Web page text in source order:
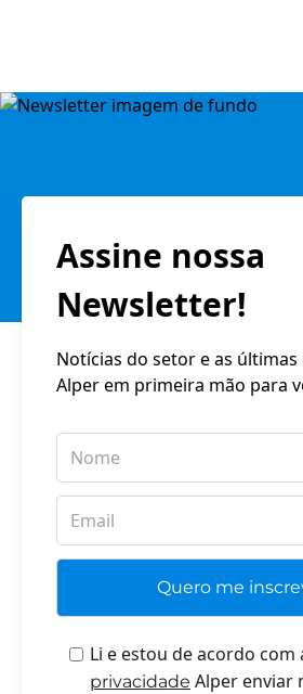
Assine nossa
Newsletter!
Notícias do setor e as últimas
Alper em primeira mão para
Li e estou de acordo com
privacidade Alper enviar